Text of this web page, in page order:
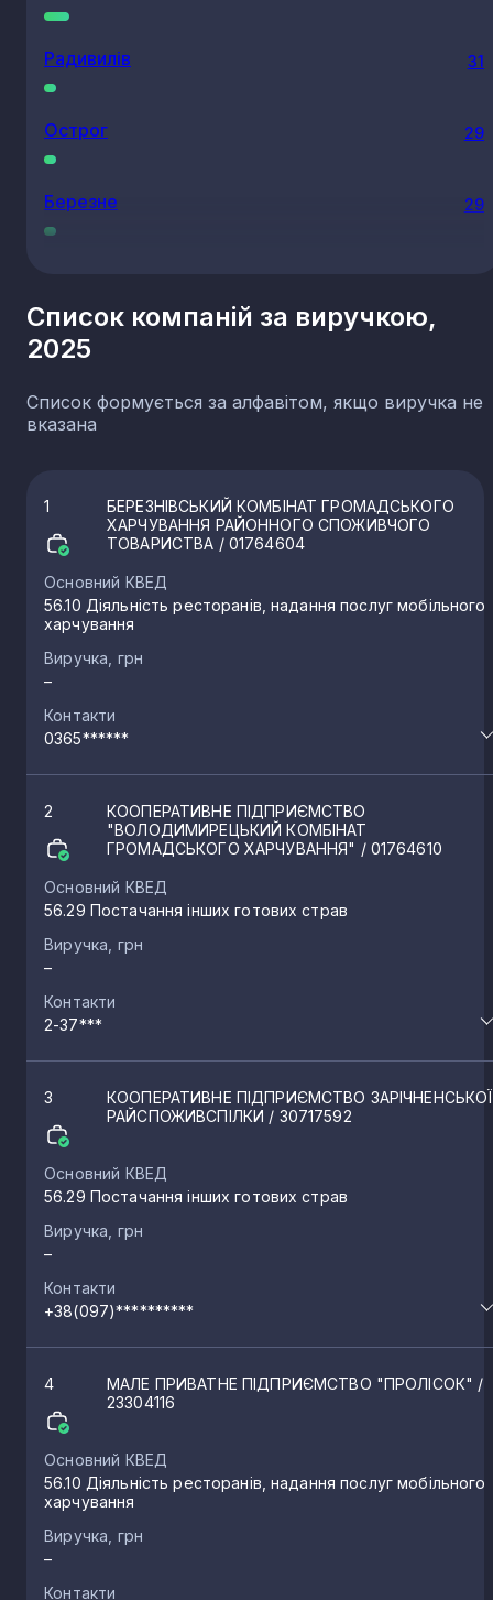
Радивилів 31
Острог 29
Березне 29
Сапожин
Млинів
Володимирець
Бармаки
Квасилів 22
Здовбиця
Клевань
Борове 19
Рокитне
Новий Корець
Зарічне 16
Мізоч
Біла Криниця 14
Обарів
Список компаній за виручкою,
2025
Список формується за алфавітом, якщо виручка не
вказана
1
БЕРЕЗНІВСЬКИЙ КОМБІНАТ ГРОМАДСЬКОГО
ХАРЧУВАННЯ РАЙОННОГО СПОЖИВЧОГО
ТОВАРИСТВА / 01764604
Основний КВЕД
56.10 Діяльність ресторанів, надання послуг мобільного
харчування
Виручка, грн
–
Контакти
0365******
2
КООПЕРАТИВНЕ ПІДПРИЄМСТВО
"ВОЛОДИМИРЕЦЬКИЙ КОМБІНАТ
ГРОМАДСЬКОГО ХАРЧУВАННЯ" / 01764610
Основний КВЕД
56.29 Постачання інших готових страв
Виручка, грн
–
Контакти
2-37***
3
КООПЕРАТИВНЕ ПІДПРИЄМСТВО ЗАРІЧНЕНСЬКОЇ
РАЙСПОЖИВСПІЛКИ / 30717592
Основний КВЕД
56.29 Постачання інших готових страв
Виручка, грн
–
Контакти
+38(097)**********
4 МАЛЕ ПРИВАТНЕ ПІДПРИЄМСТВО "ПРОЛІСОК" /
23304116
Основний КВЕД
56.10 Діяльність ресторанів, надання послуг мобільного
харчування
Виручка, грн
–
Контакти